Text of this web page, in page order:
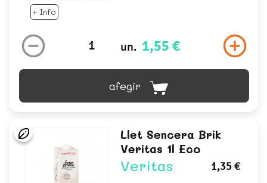
+ Info
un. 1,55 €
afegir
Llet Sencera Brik
Veritas 1l Eco
Veritas 1,35 €